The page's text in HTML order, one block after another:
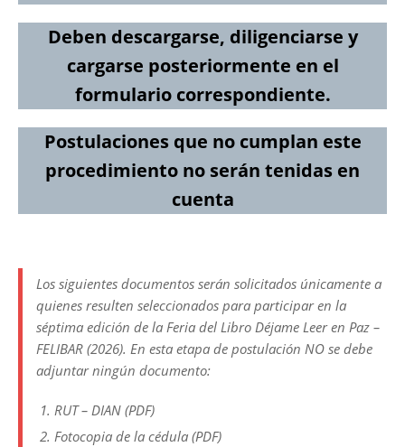
Deben descargarse, diligenciarse y
cargarse posteriormente en el
formulario correspondiente.
Postulaciones que no cumplan este
procedimiento no serán tenidas en
cuenta
Los siguientes documentos serán solicitados únicamente a
quienes resulten seleccionados para participar en la
séptima edición de la Feria del Libro Déjame Leer en Paz –
FELIBAR (2026). En esta etapa de postulación NO se debe
adjuntar ningún documento:
RUT – DIAN (PDF)
Fotocopia de la cédula (PDF)